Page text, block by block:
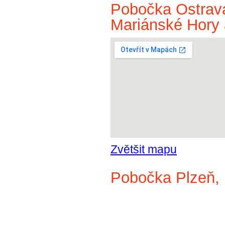
Pobočka
Mariánské
Zvětšit mapu
Pobočka